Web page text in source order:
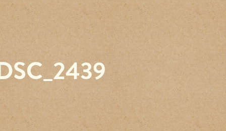
Vergaderen
Activiteiten
Reserveren
Agenda